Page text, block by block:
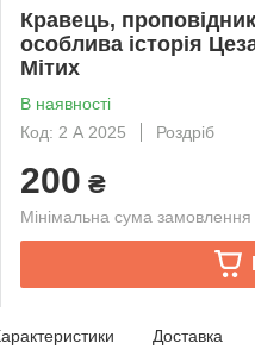
Кравець,
особлива історія
Мітих
В наявності
Код: 2 А 2025
Роздріб
200 ₴
Мінімальна сума
Доставка